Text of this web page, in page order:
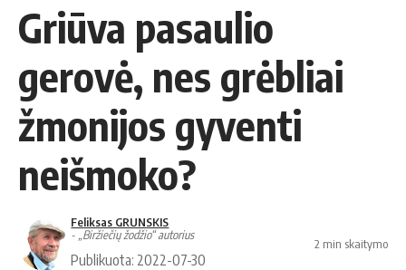
Griūva pasaulio
gerovė, nes grėbliai
žmonijos gyventi
neišmoko?
Feliksas GRUNSKIS
- „Biržiečių žodžio“ autorius
Publikuota: 2022-07-30
2 min skaitymo